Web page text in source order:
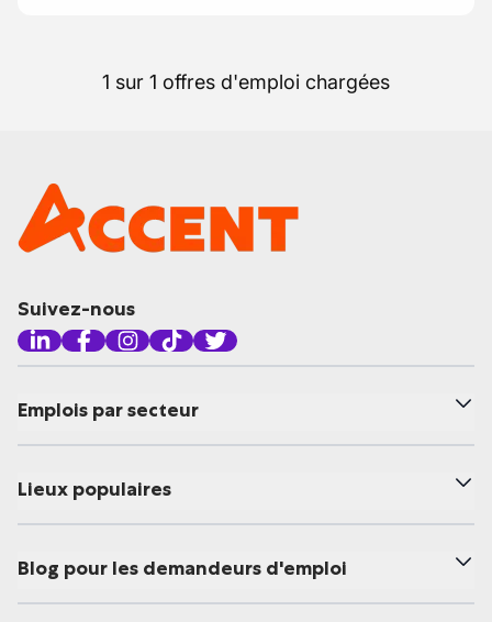
1 sur 1 offres d'emploi chargées
Suivez-nous
Emplois par secteur
Lieux populaires
Blog pour les demandeurs d'emploi